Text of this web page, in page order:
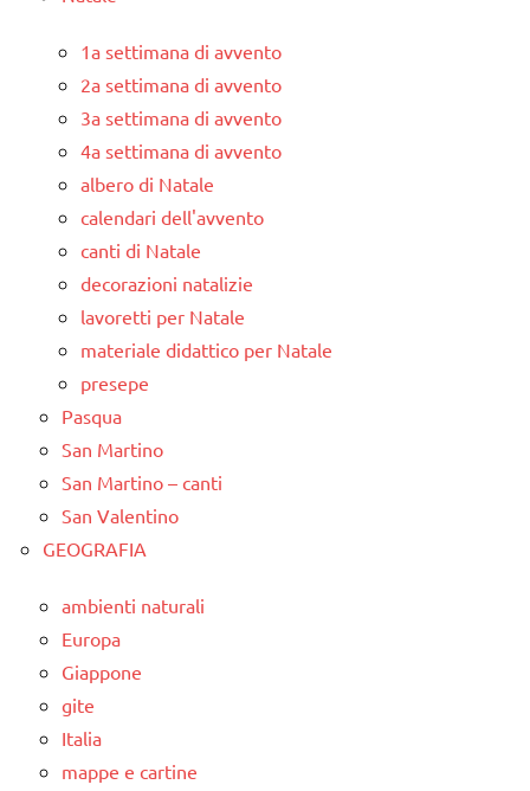
1a settimana di avvento
2a settimana di avvento
3a settimana di avvento
4a settimana di avvento
albero di Natale
calendari dell'avvento
canti di Natale
decorazioni natalizie
lavoretti per Natale
materiale didattico per Natale
presepe
Pasqua
San Martino
San Martino – canti
San Valentino
GEOGRAFIA
ambienti naturali
Europa
Giappone
gite
Italia
mappe e cartine